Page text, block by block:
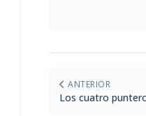
ANTERIOR
Los cuatro